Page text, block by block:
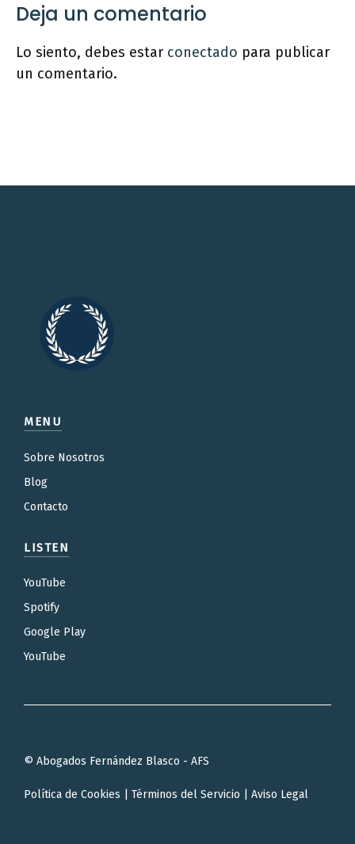
Deja un comentario
Lo siento, debes estar conectado para publicar
un comentario.
MENU
Sobre Nosotros
Blog
Contacto
LISTEN
YouTube
Spotify
Google Play
YouTube
© Abogados Fernández Blasco - AFS
Política de Cookies Términos del Servicio Aviso Legal